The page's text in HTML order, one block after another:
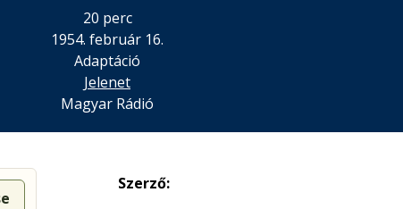
20 perc
1954. február 16.
Adaptáció
Jelenet
Magyar Rádió
Szerző: